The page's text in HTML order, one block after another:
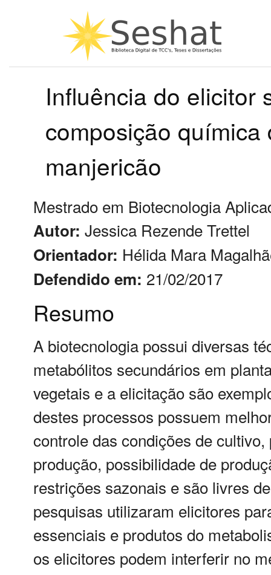
Influência do elicitor
composição
manjericão
Mestrado em Biotecnologia
Autor: Jessica Rezende Trettel
Orientador: Hélida Mara
Defendido em: 21/02/2017
Resumo
A biotecnologia possui diversas
metabólitos secundários em
vegetais e a elicitação são
destes processos possuem
controle das condições de
produção, possibilidade de
restrições sazonais e são livres
pesquisas utilizaram elicitores
essenciais e produtos do
os elicitores podem interferir no